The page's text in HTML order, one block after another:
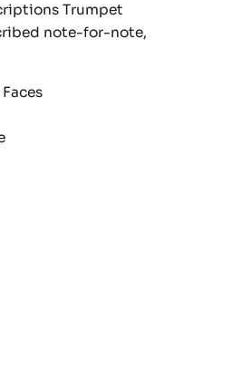
Trumpet
note-for-note,